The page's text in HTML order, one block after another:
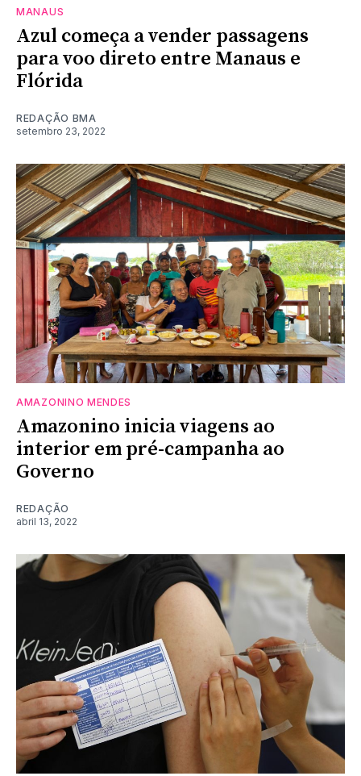
MANAUS
Azul começa a vender passagens
para voo direto entre Manaus e
Flórida
REDAÇÃO BMA
setembro 23, 2022
AMAZONINO MENDES
Amazonino inicia viagens ao
interior em pré-campanha ao
Governo
REDAÇÃO
abril 13, 2022